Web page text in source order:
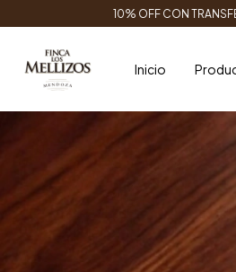
10% OFF CON TRANSFERENCIA BANCARIA
Inicio